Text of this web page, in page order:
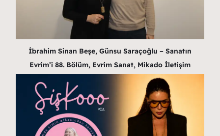
İbrahim Sinan Beşe, Günsu Saraçoğlu – Sanatın
Evrim’i 88. Bölüm, Evrim Sanat, Mikado İletişim